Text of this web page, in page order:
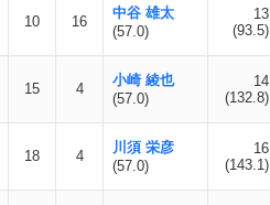
10 16
中谷 雄太
(57.0)
13
(93.5)
15 4
小崎 綾也
(57.0)
14
(132.8)
18 4
川須 栄彦
(57.0)
16
(143.1)